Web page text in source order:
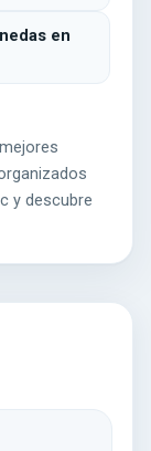
en
y descubre